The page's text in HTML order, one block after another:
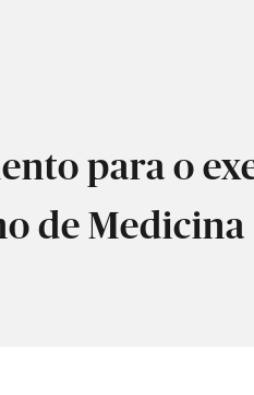
para o
de Medicina